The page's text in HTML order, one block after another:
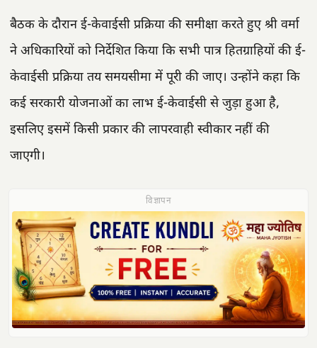
बैठक के दौरान ई-केवाईसी प्रक्रिया की समीक्षा करते हुए श्री वर्मा
ने अधिकारियों को निर्देशित किया कि सभी पात्र हितग्राहियों की ई-
केवाईसी प्रक्रिया तय समयसीमा में पूरी की जाए। उन्होंने कहा कि
कई सरकारी योजनाओं का लाभ ई-केवाईसी से जुड़ा हुआ है,
इसलिए इसमें किसी प्रकार की लापरवाही स्वीकार नहीं की
जाएगी।
विज्ञापन